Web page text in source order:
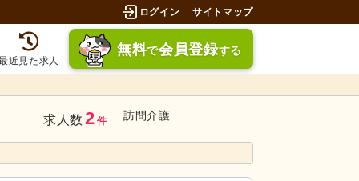
ログイン サイトマップ
近見た求人
無料で会員登録する
求人数 2 件 訪問介護